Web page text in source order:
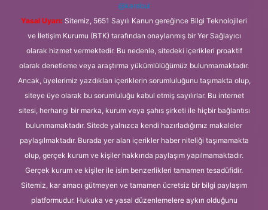
@karabul
Yasal Uyarı: Sitemiz, 5651 Sayılı Kanun gereğince Bilgi Teknolojileri
ve İletişim Kurumu (BTK) tarafından onaylanmış bir Yer Sağlayıcı
olarak hizmet vermektedir. Bu nedenle, sitedeki içerikleri proaktif
olarak denetleme veya araştırma yükümlülüğümüz bulunmamaktadır.
Ancak, üyelerimiz yazdıkları içeriklerin sorumluluğunu taşımakta olup,
siteye üye olarak bu sorumluluğu kabul etmiş sayılırlar. Bu internet
sitesi, herhangi bir marka, kurum veya şahıs şirketi ile hiçbir bağlantısı
bulunmamaktadır. Sitede yalnızca kendi hazırladığımız makaleler
paylaşılmaktadır. Burada yer alan içerikler haber niteliği taşımamakta
olup, gerçek kurum ve kişiler hakkında paylaşım yapılmamaktadır.
Gerçek kurum ve kişiler ile isim benzerlikleri tamamen tesadüfidir.
Sitemiz, kar amacı gütmeyen ve tamamen ücretsiz bir bilgi paylaşım
platformudur. Hukuka ve yasal düzenlemelere aykırı olduğunu